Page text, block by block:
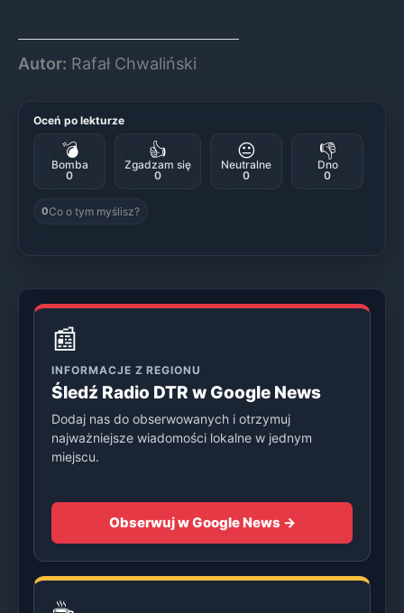
Autor: Rafał Chwaliński
Oceń po lekturze
💣
Bomba
0
👍
Zgadzam się
0
😐
Neutralne
0
👎
Dno
0
0Co o tym myślisz?
📰
INFORMACJE Z REGIONU
Śledź Radio DTR w Google News
Dodaj nas do obserwowanych i otrzymuj
najważniejsze wiadomości lokalne w jednym
miejscu.
Obserwuj w Google News →